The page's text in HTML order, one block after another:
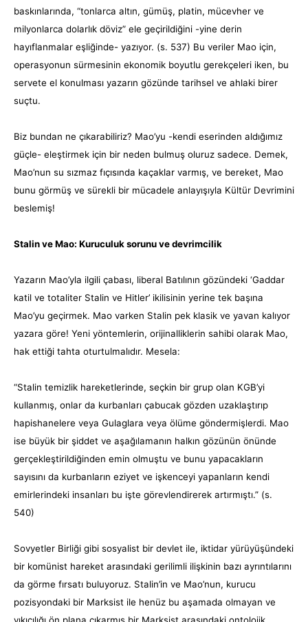
baskınlarında, “tonlarca altın, gümüş, platin, mücevher ve
milyonlarca dolarlık döviz” ele geçirildiğini -yine derin
hayıflanmalar eşliğinde- yazıyor. (s. 537) Bu veriler Mao için,
operasyonun sürmesinin ekonomik boyutlu gerekçeleri iken, bu
servete el konulması yazarın gözünde tarihsel ve ahlaki birer
suçtu.
Biz bundan ne çıkarabiliriz? Mao’yu -kendi eserinden aldığımız
güçle- eleştirmek için bir neden bulmuş oluruz sadece. Demek,
Mao’nun su sızmaz fıçısında kaçaklar varmış, ve bereket, Mao
bunu görmüş ve sürekli bir mücadele anlayışıyla Kültür Devrimini
beslemiş!
Stalin ve Mao: Kuruculuk sorunu ve devrimcilik
Yazarın Mao’yla ilgili çabası, liberal Batılının gözündeki ‘Gaddar
katil ve totaliter Stalin ve Hitler’ ikilisinin yerine tek başına
Mao’yu geçirmek. Mao varken Stalin pek klasik ve yavan kalıyor
yazara göre! Yeni yöntemlerin, orijinalliklerin sahibi olarak Mao,
hak ettiği tahta oturtulmalıdır. Mesela:
“Stalin temizlik hareketlerinde, seçkin bir grup olan KGB’yi
kullanmış, onlar da kurbanları çabucak gözden uzaklaştırıp
hapishanelere veya Gulaglara veya ölüme göndermişlerdi. Mao
ise büyük bir şiddet ve aşağılamanın halkın gözünün önünde
gerçekleştirildiğinden emin olmuştu ve bunu yapacakların
sayısını da kurbanların eziyet ve işkenceyi yapanların kendi
emirlerindeki insanları bu işte görevlendirerek artırmıştı.” (s.
540)
Sovyetler Birliği gibi sosyalist bir devlet ile, iktidar yürüyüşündeki
bir komünist hareket arasındaki gerilimli ilişkinin bazı ayrıntılarını
da görme fırsatı buluyoruz. Stalin’in ve Mao’nun, kurucu
pozisyondaki bir Marksist ile henüz bu aşamada olmayan ve